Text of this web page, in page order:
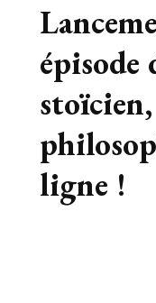
épisode
ligne !